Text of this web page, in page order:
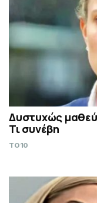
Δυστυχώς
Τι συνέβη
TO10